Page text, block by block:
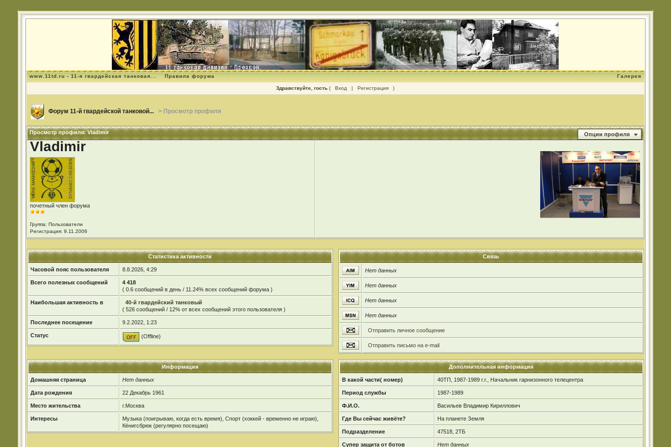
www.11td.ru - 11-я гвардейская танковая... Правила форума Галерея
Здравствуйте, гость ( Вход | Регистрация )
Форум 11-й гвардейской танковой... > Просмотр профиля
Опции профиля
Просмотр профиля: Vladimir
Vladimir
почетный член форума
Группа: Пользователи
Регистрация: 9.11.2006
Статистика активности
Часовой пояс пользователя 8.8.2026, 4:29
Всего полезных сообщений
4 418
( 0.6 сообщений в день / 11.24% всех сообщений форума )
Наибольшая активность в
40-й гвардейский танковый
( 526 сообщений / 12% от всех сообщений этого пользователя )
Последнее посещение 9.2.2022, 1:23
Статус (Offline)
Связь
Нет данных
Нет данных
Нет данных
Нет данных
Отправить личное сообщение
Отправить письмо на e-mail
Информация
Домашняя страница Нет данных
Дата рождения 22 Декабрь 1961
Место жительства г.Москва
Интересы
Музыка (поигрываю, когда есть время), Спорт (хоккей - временно не играю),
Кёнигсбрюк (регулярно посещаю)
Дополнительная информация
В какой части( номер) 40ТП, 1987-1989 г.г., Начальник гарнизонного телецентра
Период службы 1987-1989
Ф.И.О. Васильев Владимир Кириллович
Где Вы сейчас живёте? На планете Земля
Подразделение 47518, 2ТБ
Супер защита от ботов Нет данных